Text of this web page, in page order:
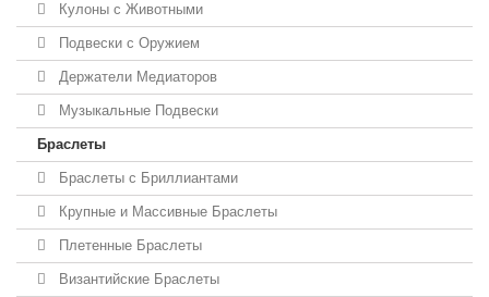
Кулоны с Животными
Подвески с Оружием
Держатели Медиаторов
Музыкальные Подвески
Браслеты
Браслеты с Бриллиантами
Крупные и Массивные Браслеты
Плетенные Браслеты
Византийские Браслеты